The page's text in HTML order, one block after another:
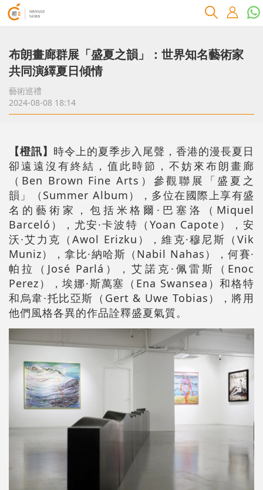
布朗畫廊群展「盛夏之韻」：世界知名藝術家
共同演繹夏日傾情
藝術巡禮
2024-08-08 18:14
【橙訊】 時令上的夏季步入尾聲，香港的漫長夏日
卻遠遠沒有終結，值此時節，不妨來布朗畫廊
（Ben Brown Fine Arts）參觀聯展「盛夏之
韻」（Summer Album），多位在國際上享有盛
名的藝術家，包括米格爾·巴塞洛（Miquel
Barceló），尤安·卡波特（Yoan Capote），安
沃·艾力克（Awol Erizku），維克·穆尼斯（Vik
Muniz），拿比·納哈斯（Nabil Nahas），何賽·
帕拉（José Parlá），艾諾克·佩雷斯（Enoc
Perez），埃娜·斯萬塞（Ena Swansea）和格特
和烏韋·托比亞斯（Gert & Uwe Tobias），將用
他們風格各異的作品詮釋盛夏氣質。